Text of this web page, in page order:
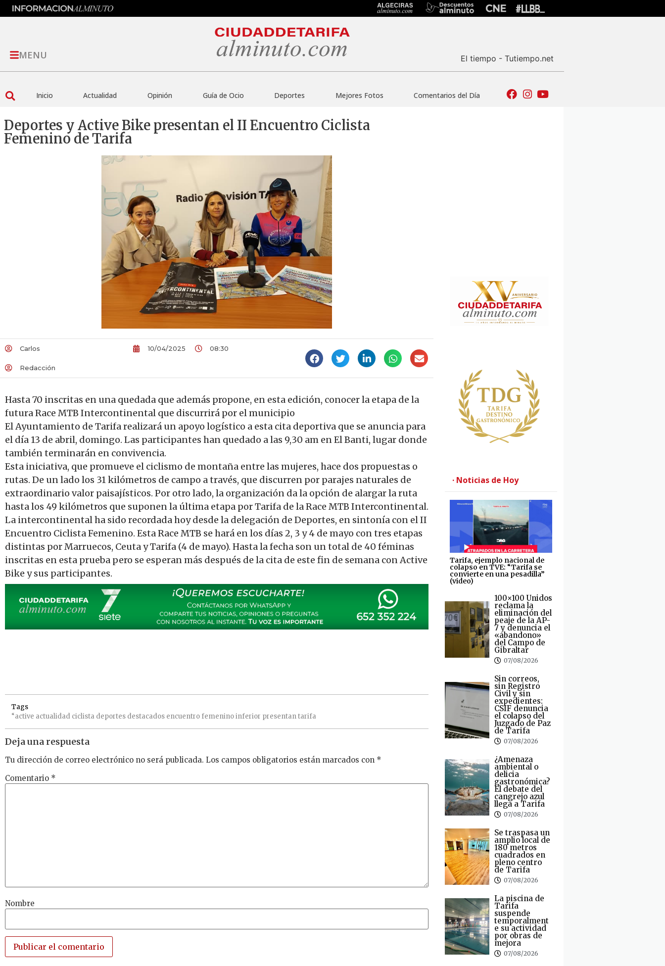
MENU El tiempo - Tutiempo.net
Inicio Actualidad Opinión Guía de Ocio Deportes Mejores Fotos Comentarios del Día
Deportes y Active Bike presentan el II Encuentro Ciclista
Femenino de Tarifa
Carlos
Redacción
10/04/2025 08:30
Hasta 70 inscritas en una quedada que además propone, en esta edición, conocer la etapa de la
futura Race MTB Intercontinental que discurrirá por el municipio
El Ayuntamiento de Tarifa realizará un apoyo logístico a esta cita deportiva que se anuncia para
el día 13 de abril, domingo. Las participantes han quedado a las 9,30 am en El Banti, lugar donde
también terminarán en convivencia.
Esta iniciativa, que promueve el ciclismo de montaña entre las mujeres, hace dos propuestas o
rutas. De un lado los 31 kilómetros de campo a través, que discurren por parajes naturales de
extraordinario valor paisajísticos. Por otro lado, la organización da la opción de alargar la ruta
hasta los 49 kilómetros que suponen la última etapa por Tarifa de la Race MTB Intercontinental.
La intercontinental ha sido recordada hoy desde la delegación de Deportes, en sintonía con el II
Encuentro Ciclista Femenino. Esta Race MTB se hará en los días 2, 3 y 4 de mayo con tres etapas
distintas por Marruecos, Ceuta y Tarifa (4 de mayo). Hasta la fecha son un total de 40 féminas
inscritas en esta prueba pero se esperan más después de la cita de este fin de semana con Active
Bike y sus participantes.
Tags
“active actualidad ciclista deportes destacados encuentro femeninoinferior presentantarifa
Deja una respuesta
Tu dirección de correo electrónico no será publicada. Los campos obligatorios están marcados con *
Comentario *
Nombre
· Noticias de Hoy
Tarifa, ejemplo nacional de
colapso en TVE: “Tarifa se
convierte en una pesadilla”
(video)
100×100 Unidos
reclama la
eliminación del
peaje de la AP-
7 y denuncia el
«abandono»
del Campo de
Gibraltar
07/08/2026
Sin correos,
sin Registro
Civil y sin
expedientes:
CSIF denuncia
el colapso del
Juzgado de Paz
de Tarifa
07/08/2026
¿Amenaza
ambiental o
delicia
gastronómica?
El debate del
cangrejo azul
llega a Tarifa
07/08/2026
Se traspasa un
amplio local de
180 metros
cuadrados en
pleno centro
de Tarifa
07/08/2026
La piscina de
Tarifa
suspende
temporalment
e su actividad
por obras de
mejora
07/08/2026